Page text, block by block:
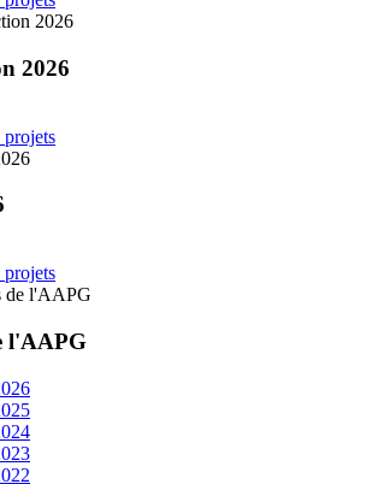
2026
2026
projets
projets
de l'AAPG
l'AAPG